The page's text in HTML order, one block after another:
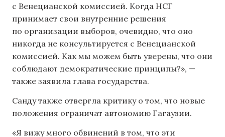
с Венецианской комиссией. Когда НСГ
принимает свои внутренние решения
по организации выборов, очевидно, что оно
никогда не консультируется с Венецианской
комиссией. Как мы можем быть уверены, что они
соблюдают демократические принципы?», —
также заявила глава государства.
Санду также отвергла критику о том, что новые
положения ограничат автономию Гагаузии.
«Я вижу много обвинений в том, что эти